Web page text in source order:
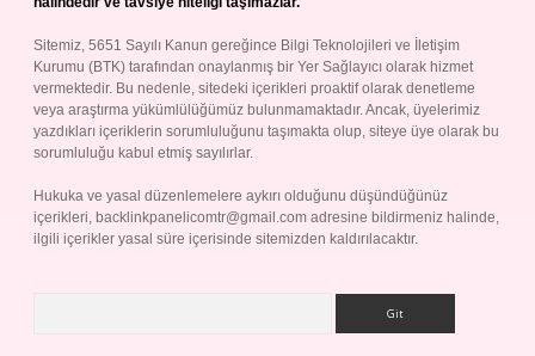
Sitemiz, 5651 Sayılı Kanun gereğince Bilgi Teknolojileri ve İletişim
Kurumu (BTK) tarafından onaylanmış bir Yer Sağlayıcı olarak hizmet
vermektedir. Bu nedenle, sitedeki içerikleri proaktif olarak denetleme
veya araştırma yükümlülüğümüz bulunmamaktadır. Ancak, üyelerimiz
yazdıkları içeriklerin sorumluluğunu taşımakta olup, siteye üye olarak bu
sorumluluğu kabul etmiş sayılırlar.
Hukuka ve yasal düzenlemelere aykırı olduğunu düşündüğünüz
içerikleri, backlinkpanelicomtr@gmail.com adresine bildirmeniz halinde,
ilgili içerikler yasal süre içerisinde sitemizden kaldırılacaktır.